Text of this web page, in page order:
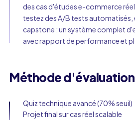
des cas d'études e-commerce
testez des A/B tests automatisés,
capstone : un système complet
avec rapport de performance et
Méthode d'évaluation
Quiz technique avancé (70% seuil)
Projet final sur cas réel scalable